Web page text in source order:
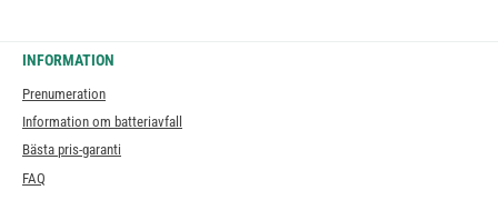
INFORMATION
Prenumeration
Information om batteriavfall
Bästa pris-garanti
FAQ